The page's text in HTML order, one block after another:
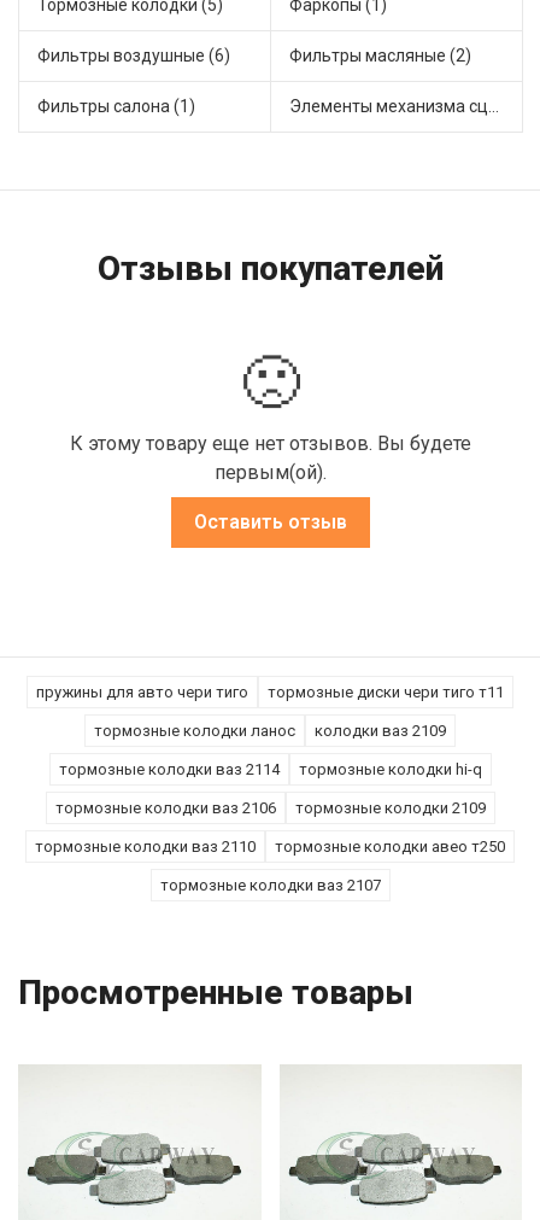
Тормозные колодки (5) Фаркопы (1)
Фильтры воздушные (6) Фильтры масляные (2)
Фильтры салона (1) Элементы механизма сцепления (1)
Отзывы покупателей
🙁
К этому товару еще нет отзывов. Вы будете
первым(ой).
Оставить отзыв
пружины для авто чери тиго тормозные диски чери тиго т11
тормозные колодки ланос колодки ваз 2109
тормозные колодки ваз 2114 тормозные колодки hi-q
тормозные колодки ваз 2106 тормозные колодки 2109
тормозные колодки ваз 2110 тормозные колодки авео т250
тормозные колодки ваз 2107
Просмотренные товары